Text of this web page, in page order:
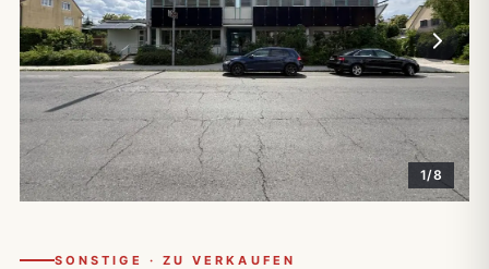
1/8
SONSTIGE · ZU VERKAUFEN